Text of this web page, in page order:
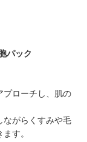
パック
プローチし、肌の
ながらくすみや毛
す。